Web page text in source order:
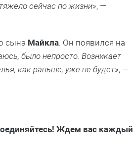
сейчас по жизни», —
сына Майкла. Он появился на
было непросто. Возникает
как раньше, уже не будет», —
Ждем вас каждый